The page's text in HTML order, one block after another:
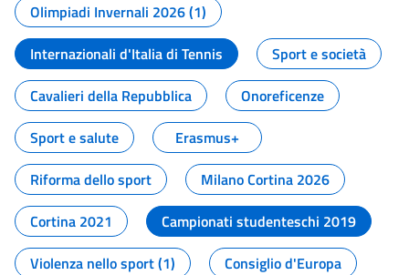
Olimpiadi Invernali 2026 (1)
Internazionali d'Italia di Tennis
Sport e società
Cavalieri della Repubblica
Onoreficenze
Sport e salute
Erasmus+
Riforma dello sport
Milano Cortina 2026
Cortina 2021
Campionati studenteschi 2019
Violenza nello sport (1)
Consiglio d'Europa